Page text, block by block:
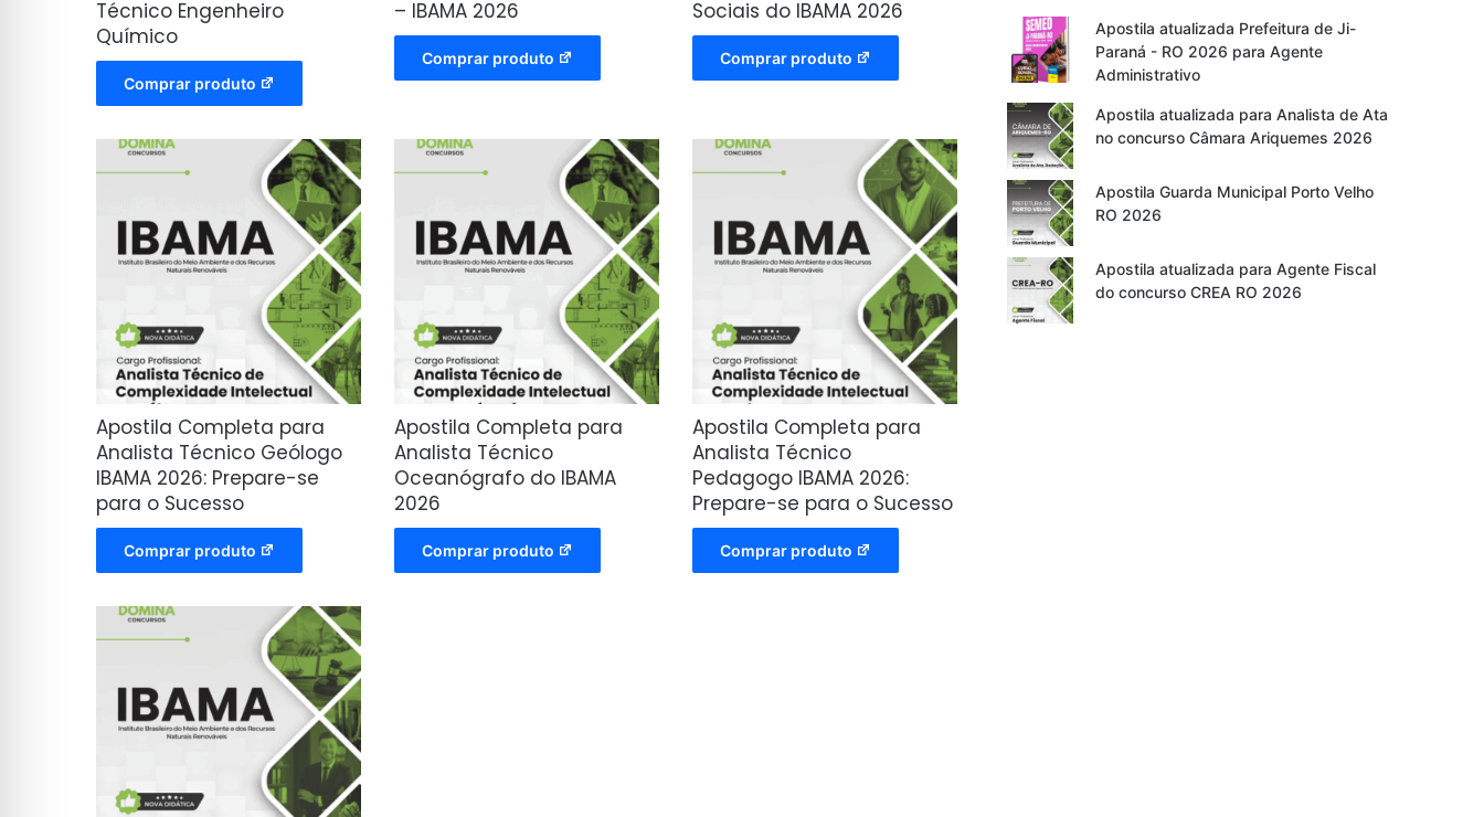
Técnico Engenheiro
Químico
Comprar produto
– IBAMA 2026
Comprar produto
Sociais do IBAMA 2026
Comprar produto
Apostila Completa para
Analista Técnico Geólogo
IBAMA 2026: Prepare-se
para o Sucesso
Comprar produto
Apostila Completa para
Analista Técnico
Oceanógrafo do IBAMA
2026
Comprar produto
Apostila Completa para
Analista Técnico
Pedagogo IBAMA 2026:
Prepare-se para o Sucesso
Comprar produto
Apostila atualizada Prefeitura de Ji-
Paraná - RO 2026 para Agente
Administrativo
Apostila atualizada para Analista de Ata
no concurso Câmara Ariquemes 2026
Apostila Guarda Municipal Porto Velho
RO 2026
Apostila atualizada para Agente Fiscal
do concurso CREA RO 2026